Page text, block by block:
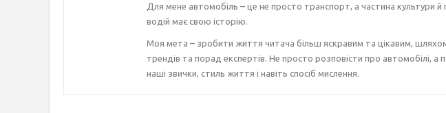
Для мене автомобіль – це не просто транспорт, а частина культури
водій має свою історію.
Моя мета – зробити життя читача більш яскравим та цікавим,
трендів та порад експертів. Не просто розповісти про автомобілі, а
наші звички, стиль життя і навіть спосіб мислення.